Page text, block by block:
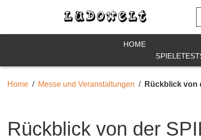
HOME
Home Messe und Veranstaltungen Rückblick von
Rückblick von der